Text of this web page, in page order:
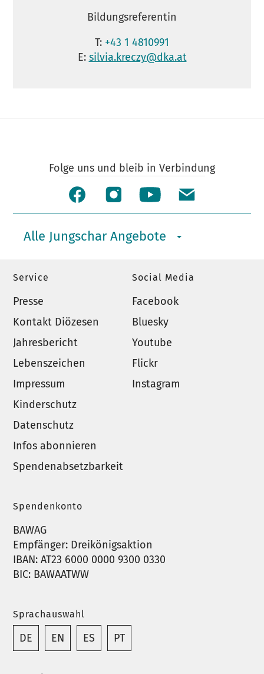
Bildungsreferentin
T: +43 1 4810991
E: silvia.kreczy@dka.at
Folge uns und bleib in Verbindung
Alle Jungschar Angebote
Service
Presse
Kontakt Diözesen
Jahresbericht
Lebenszeichen
Impressum
Kinderschutz
Datenschutz
Infos abonnieren
Spendenabsetzbarkeit
Social Media
Facebook
Bluesky
Youtube
Flickr
Instagram
Spendenkonto
BAWAG
Empfänger: Dreikönigsaktion
IBAN: AT23 6000 0000 9300 0330
BIC: BAWAATWW
Sprachauswahl
DE EN ES PT